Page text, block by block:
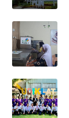
SPORT
WAHANA
UMKM
WAHANA
SELEB